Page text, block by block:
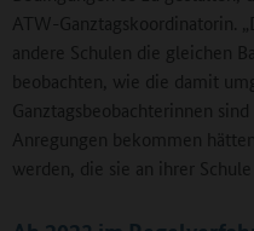
ATW-Ganztagskoordinatorin.
andere Schulen die gleichen
beobachten, wie die damit
Ganztagsbeobachterinnen
Anregungen bekommen
werden, die sie an ihrer